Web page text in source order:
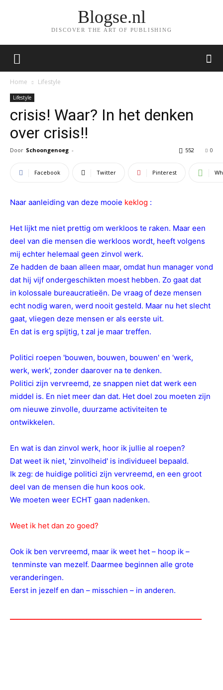
Blogse.nl
DISCOVER THE ART OF PUBLISHING
Home Lifestyle
Lifestyle
crisis! Waar? In het denken
over crisis!!
Door Schoongenoeg - 0
552
Facebook Twitter Pinterest
Naar aanleiding van deze mooie keklog :
Het lijkt me niet prettig om werkloos te raken. Maar een
deel van die mensen die werkloos wordt, heeft volgens
mij echter helemaal geen zinvol werk.
Ze hadden de baan alleen maar, omdat hun manager vond
dat hij vijf ondergeschikten moest hebben. Zo gaat dat
in kolossale bureaucratieën. De vraag of deze mensen
echt nodig waren, werd nooit gesteld. Maar nu het slecht
gaat, vliegen deze mensen er als eerste uit.
En dat is erg spijtig, t zal je maar treffen.
Politici roepen 'bouwen, bouwen, bouwen' en 'werk,
werk, werk', zonder daarover na te denken.
Politici zijn vervreemd, ze snappen niet dat werk een
middel is. En niet meer dan dat. Het doel zou moeten zijn
om nieuwe zinvolle, duurzame activiteiten te
ontwikkelen.
En wat is dan zinvol werk, hoor ik jullie al roepen?
Dat weet ik niet, 'zinvolheid' is individueel bepaald.
Ik zeg: de huidige politici zijn vervreemd, en een groot
deel van de mensen die hun koos ook.
We moeten weer ECHT gaan nadenken.
Weet ik het dan zo goed?
Ook ik ben vervreemd, maar ik weet het – hoop ik –
tenminste van mezelf. Daarmee beginnen alle grote
veranderingen.
Eerst in jezelf en dan – misschien – in anderen.